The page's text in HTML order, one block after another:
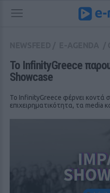
Το InfinityGreece
Showcase
Το InfinityGreece φέρνει κοντά
επιχειρηματικότητα, τα media